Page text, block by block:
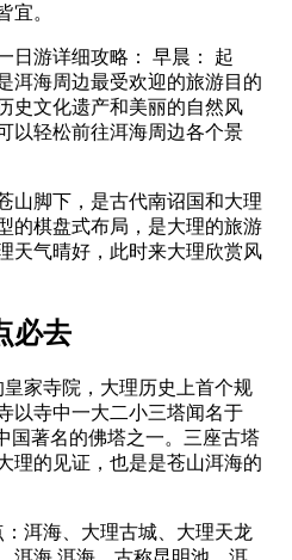
宜。
日游详细攻略： 早晨： 起
洱海周边最受欢迎的旅游目的
史文化遗产和美丽的自然风
以轻松前往洱海周边各个景
山脚下，是古代南诏国和大理
的棋盘式布局，是大理的旅游
天气晴好，此时来大理欣赏风
必去
家寺院，大理历史上首个规
以寺中一大二小三塔闻名于
国著名的佛塔之一。三座古塔
理的见证，也是是苍山洱海的
洱海、大理古城、大理天龙